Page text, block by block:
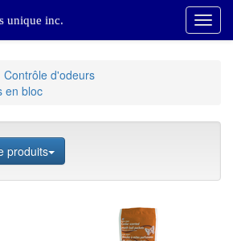
unique inc.
Contrôle d'odeurs
en bloc
produits